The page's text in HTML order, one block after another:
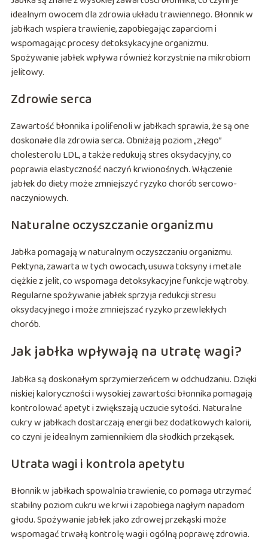
idealnym owocem dla zdrowia układu trawiennego. Błonnik w
jabłkach wspiera trawienie, zapobiegając zaparciom i
wspomagając procesy detoksykacyjne organizmu.
Spożywanie jabłek wpływa również korzystnie na mikrobiom
jelitowy.
Zdrowie serca
Zawartość błonnika i polifenoli w jabłkach sprawia, że są one
doskonałe dla zdrowia serca. Obniżają poziom „złego”
cholesterolu LDL, a także redukują stres oksydacyjny, co
poprawia elastyczność naczyń krwionośnych. Włączenie
jabłek do diety może zmniejszyć ryzyko chorób sercowo-
naczyniowych.
Naturalne oczyszczanie organizmu
Jabłka pomagają w naturalnym oczyszczaniu organizmu.
Pektyna, zawarta w tych owocach, usuwa toksyny i metale
ciężkie z jelit, co wspomaga detoksykacyjne funkcje wątroby.
Regularne spożywanie jabłek sprzyja redukcji stresu
oksydacyjnego i może zmniejszać ryzyko przewlekłych
chorób.
Jak jabłka wpływają na utratę wagi?
Jabłka są doskonałym sprzymierzeńcem w odchudzaniu. Dzięki
niskiej kaloryczności i wysokiej zawartości błonnika pomagają
kontrolować apetyt i zwiększają uczucie sytości. Naturalne
cukry w jabłkach dostarczają energii bez dodatkowych kalorii,
co czyni je idealnym zamiennikiem dla słodkich przekąsek.
Utrata wagi i kontrola apetytu
Błonnik w jabłkach spowalnia trawienie, co pomaga utrzymać
stabilny poziom cukru we krwi i zapobiega nagłym napadom
głodu. Spożywanie jabłek jako zdrowej przekąski może
wspomagać trwałą kontrolę wagi i ogólną poprawę zdrowia.